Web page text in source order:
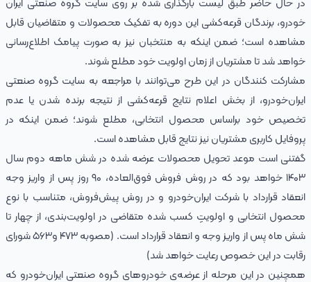
در حال حاضر طبق لیست بارگذاری شده بر روی سایت گروه صنعتی ایران
خودرو، برندگان قرعه‌کشی این دوره به تفکیک محصولات و متقاضیان قابل
مشاهده است؛ ضمن اینکه به منتخبان نیز به صورت پیامک اطلاع‌رسانی
خواهد شد تا مشتریان از زمان اولویت خود مطلع شوند.
مشارکت کنندگان در این طرح می‌توانند با مراجعه به سایت گروه صنعتی
ایران‌خودرو، از بخش اعلام نتایج قرعه‌کشی از نتیجه‌ برنده شدن یا عدم
تخصیص خود براساس محصول انتخابی، مطلع شوند؛ ضمن اینکه در
پروفایل کاربری مشتریان نیز نتایج قابل مشاهده است.
گفتنی است موعد تحویل محصولات عرضه شده در شش ماهه دوم سال
۱۴۰۳ خواهد بود که در روش فروش فوق‌العاده، ۹۰ روز پس از واریز وجه
انعقاد قرارداد با شرکت ایران‌خودرو و در روش پیش‌فروش، متناسب با نوع
محصول انتخابی و اولویتِ کسب شده‌ متقاضی در اولویت‌بندی، از چهار تا
شش ماه پس از واریز وجه و انعقاد قرارداد است. (مصوبه ۴۷۳ و۵۶۳ شورای
رقابت در این خصوص رعایت خواهد شد)
همچنین در این مرحله از عرضه‌ی خودروهای گروه صنعتی ایران‌خودرو که